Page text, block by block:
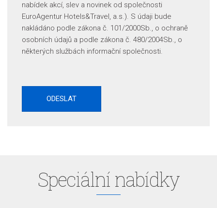
nabídek akcí, slev a novinek od společnosti
EuroAgentur Hotels&Travel, a.s.). S údaji bude
nakládáno podle zákona č. 101/2000Sb., o ochraně
osobních údajů a podle zákona č. 480/2004Sb., o
některých službách informační společnosti.
Speciální nabídky